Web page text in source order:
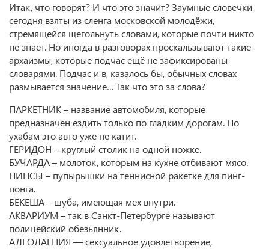
Итак, что говорят? И что это значит? Заумные словечки
сегодня взяты из сленга московской молодёжи,
стремящейся щегольнуть словами, которые почти никто
не знает. Но иногда в разговорах проскальзывают такие
архаизмы, которые подчас ещё не зафиксированы
словарями. Подчас и в, казалось бы, обычных словах
размывается значение… Так что это за слова?
ПАРКЕТНИК – название автомобиля, которые
предназначен ездить только по гладким дорогам. По
ухабам это авто уже не катит.
ГЕРИДОН – круглый столик на одной ножке.
БУЧАРДА – молоток, которым на кухне отбивают мясо.
ПИПСЫ – пупырышки на теннисной ракетке для пинг-
понга.
БЕКЕША – шуба, имеющая мех внутри.
АКВАРИУМ – так в Санкт-Петербурге называют
полицейский обезьянник.
АЛГОЛАГНИЯ — сексуальное удовлетворение,